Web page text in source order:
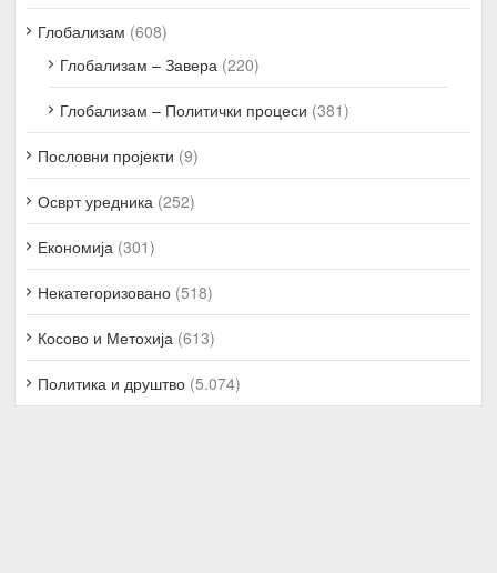
Глобализам (608)
Глобализам – Завера (220)
Глобализам – Политички процеси (381)
Пословни пројекти (9)
Осврт уредника (252)
Економија (301)
Некатегоризовано (518)
Косово и Метохија (613)
Политика и друштво (5.074)